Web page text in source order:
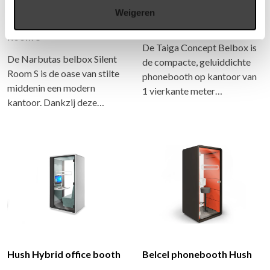
Weigeren
Room S
De Narbutas belbox Silent
Room S is de oase van stilte
middenin een modern
kantoor. Dankzij deze…
De Taiga Concept Belbox is
de compacte, geluiddichte
phonebooth op kantoor van
1 vierkante meter…
Hush Hybrid office booth Belcel phonebooth Hush